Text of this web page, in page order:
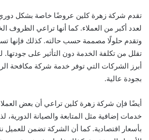
تقدم شركة زهرة كلين عروضًا خاصة بشكل
لعدد أكبر من العملاء. كما أنها تراعي الظروف
وتقدم حلولًا مصممة حسب حالته. كذلك فإنها
تقلل من تكلفة الخدمة دون التأثير على
أبرز الشركات التي توفر خدمة شركة مكافحة
بجودة عالية.
أيضًا فإن شركة زهرة كلين تراعي أن بعض
خدمات إضافية مثل المتابعة والصيانة الدورية،
بأسعار اقتصادية. كما أن الشركة تضمن للعميل